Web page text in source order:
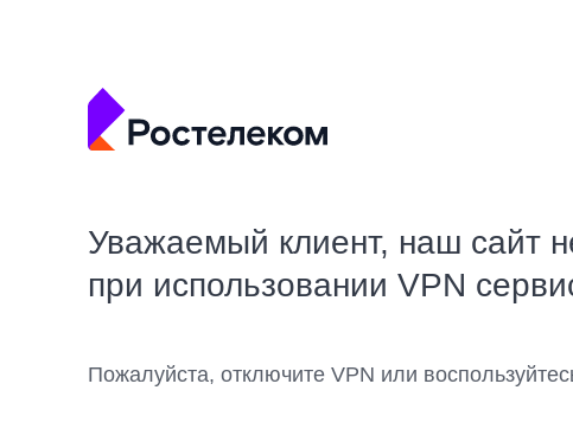
Уважаемый клиент, наш сайт
при использовании VPN
Пожалуйста, отключите VPN или